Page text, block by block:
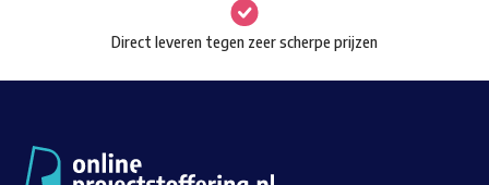
productpagina
Direct leveren tegen zeer scherpe prijzen